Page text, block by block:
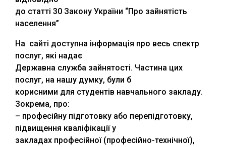
до статті 30 Закону України “Про зайнятість
населення”
На сайті доступна інформація про весь спектр
послуг, які надає
Державна служба зайнятості. Частина цих
послуг, на нашу думку, були б
корисними для студентів навчального закладу.
Зокрема, про:
– професійну підготовку або перепідготовку,
підвищення кваліфікації у
закладах професійної (професійно-технічної),